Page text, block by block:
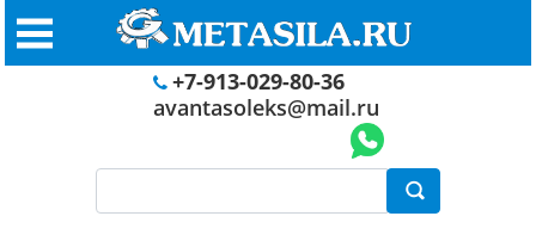
+7-913-029-80-36
avantasoleks@mail.ru